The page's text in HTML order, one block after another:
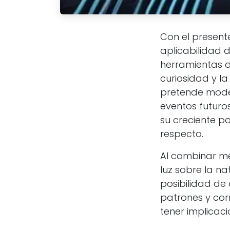
Con el
aplicabilidad
herramientas
curiosidad y
pretende
eventos
su creciente
respecto.
Al combinar
luz sobre la
posibilidad
patrones y
tener